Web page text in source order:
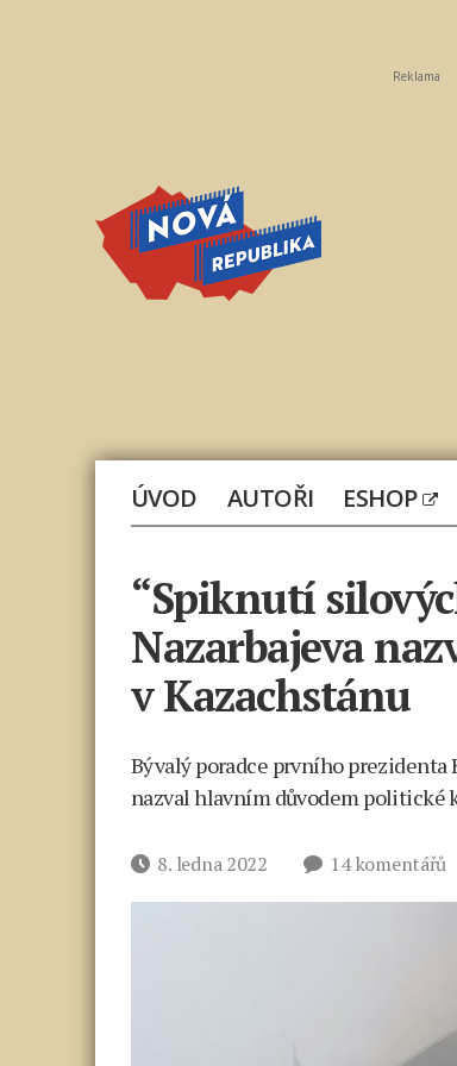
Reklama
ÚVOD AUTOŘI ESHOP
“Spiknutí
Nazarbajeva
v Kazachstánu
Bývalý poradce prvního prezidenta
nazval hlavním důvodem politické
Datum8. ledna 2022 14 komentářů